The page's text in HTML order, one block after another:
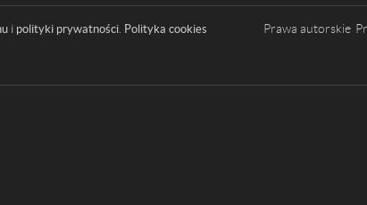
i polityki prywatności. Polityka cookies Prawa autorskie